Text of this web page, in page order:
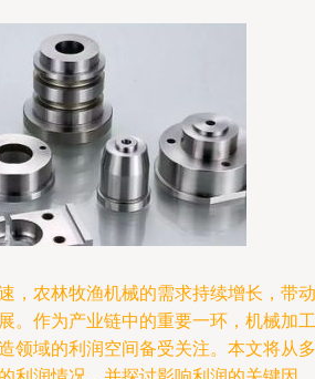
，农林牧渔机械的需求持续增长，带动
。作为产业链中的重要一环，机械加工
领域的利润空间备受关注。本文将从多